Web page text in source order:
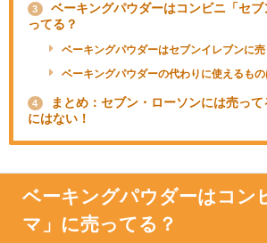
3
ベーキングパウダーはコンビニ「セ
ってる？
ベーキングパウダーはセブンイレブンに売
ベーキングパウダーの代わりに使えるもの
4
まとめ：セブン・ローソンには売っ
にはない！
ベーキングパウダーはコン
マ」に売ってる？